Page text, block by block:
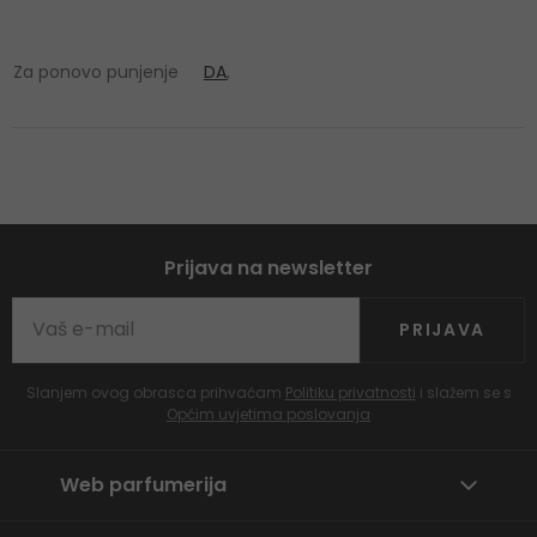
Za ponovo punjenje DA,
Prijava na newsletter
PRIJAVA
Slanjem ovog obrasca prihvaćam Politiku privatnosti i slažem se s
Općim uvjetima poslovanja
Web parfumerija